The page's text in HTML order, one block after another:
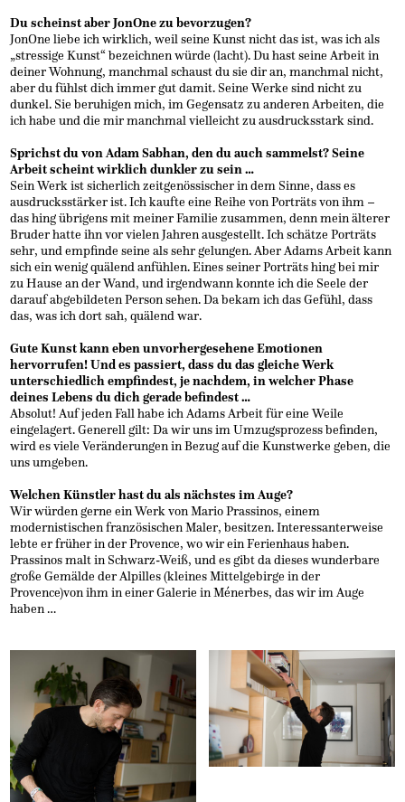
Du scheinst aber JonOne zu bevorzugen?
JonOne liebe ich wirklich, weil seine Kunst nicht das ist, was ich als
„stressige Kunst“ bezeichnen würde (lacht). Du hast seine Arbeit in
deiner Wohnung, manchmal schaust du sie dir an, manchmal nicht,
aber du fühlst dich immer gut damit. Seine Werke sind nicht zu
dunkel. Sie beruhigen mich, im Gegensatz zu anderen Arbeiten, die
ich habe und die mir manchmal vielleicht zu ausdrucksstark sind.
Sprichst du von Adam Sabhan, den du auch sammelst?Seine
Arbeit scheint wirklich dunkler zu sein …
Sein Werk ist sicherlich zeitgenössischer in dem Sinne, dass es
ausdrucksstärker ist. Ich kaufte eine Reihe von Porträts von ihm –
das hing übrigens mit meiner Familie zusammen, denn mein älterer
Bruder hatte ihn vor vielen Jahren ausgestellt. Ich schätze Porträts
sehr, und empfinde seine als sehr gelungen. Aber Adams Arbeit kann
sich ein wenig quälend anfühlen. Eines seiner Porträts hing bei mir
zu Hause an der Wand, und irgendwann konnte ich die Seele der
darauf abgebildeten Person sehen. Da bekam ich das Gefühl, dass
das, was ich dort sah, quälend war.
Gute Kunst kann eben unvorhergesehene Emotionen
hervorrufen! Und es passiert, dass du das gleiche Werk
unterschiedlich empfindest, je nachdem, in welcher Phase
deines Lebens du dich gerade befindest …
Absolut! Auf jeden Fall habe ich Adams Arbeit für eine Weile
eingelagert. Generell gilt: Da wir uns im Umzugsprozess befinden,
wird es viele Veränderungen in Bezug auf die Kunstwerke geben, die
uns umgeben.
Welchen Künstler hast du als nächstes im Auge?
Wir würden gerne ein Werk von Mario Prassinos, einem
modernistischen französischen Maler, besitzen. Interessanterweise
lebte er früher in der Provence, wo wir ein Ferienhaus haben.
Prassinos malt in Schwarz-Weiß, und es gibt da dieses wunderbare
große Gemälde der Alpilles (kleines Mittelgebirge in der
Provence)von ihm in einer Galerie in Ménerbes, das wir im Auge
haben …